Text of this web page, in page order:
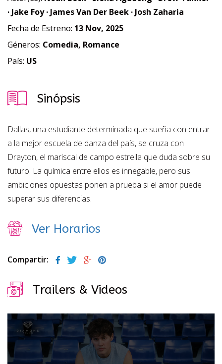
· Jake Foy · James Van Der Beek · Josh Zaharia
Fecha de Estreno: 13 Nov, 2025
Géneros: Comedia, Romance
País: US
Sinópsis
Dallas, una estudiante determinada que sueña con entrar
a la mejor escuela de danza del país, se cruza con
Drayton, el mariscal de campo estrella que duda sobre su
futuro. La química entre ellos es innegable, pero sus
ambiciones opuestas ponen a prueba si el amor puede
superar sus diferencias.
Ver Horarios
Compartir:
Trailers & Videos